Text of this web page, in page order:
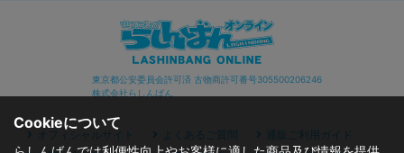
東京都公安委員会許可済 古物商許可番号305500206246
株式会社らしんばん
オフィシャルサイト よくあるご質問
通販ご利用ガイド
Cookieについて